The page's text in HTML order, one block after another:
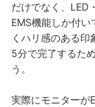
だけでなく、LED
EMS機能しか付
くハリ感のある印
5分で完了するた
う。
実際にモニターが